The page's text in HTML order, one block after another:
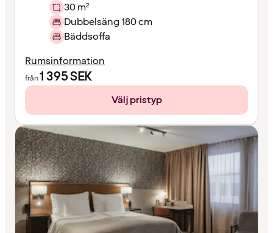
30 m²
Dubbelsäng 180 cm
Bäddsoffa
Rumsinformation
från1 395SEK
Välj pristyp